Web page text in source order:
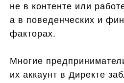
не в контенте или
а в поведенческих и
факторах.
Многие
их аккаунт в Директе